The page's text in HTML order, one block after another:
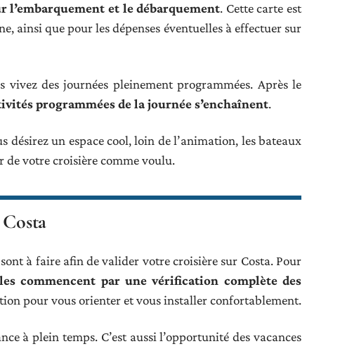
l’embarquement et le débarquement. Cette carte est
ainsi que pour les dépenses éventuelles à effectuer sur
des journées pleinement programmées. Après le
programmées de la journée s’enchaînent.
désirez un espace cool, loin de l’animation, les bateaux
votre croisière comme voulu.
à faire afin de valider votre croisière sur Costa. Pour
commencent par une vérification complète des
pour vous orienter et vous installer confortablement.
à plein temps. C’est aussi l’opportunité des vacances